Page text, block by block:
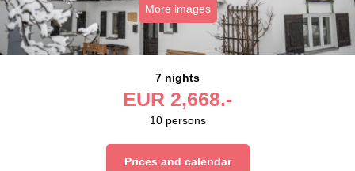
More images
7 nights
EUR 2,668.-
10 persons
Prices and calendar